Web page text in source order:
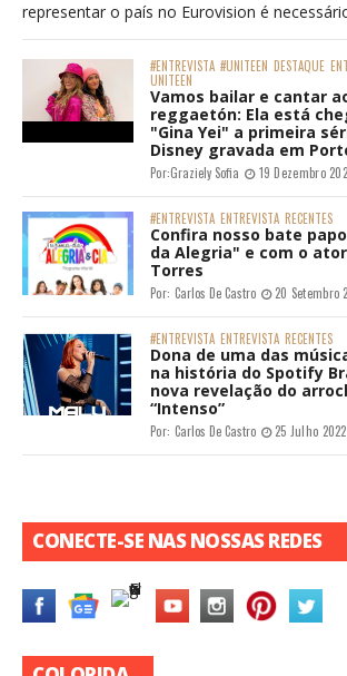
representar o país no Eurovision é
#ENTREVISTA #UNITEEN DESTAQUE
UNITEEN
Vamos bailar e cantar
reggaetón: Ela está
"Gina Yei" a primeira
Disney gravada em
Por:Graziely Sofia 19 Dezembro
#ENTREVISTA ENTREVISTA RECENTES
Confira nosso bate
da Alegria" e com o
Torres
Por: Carlos De Castro 20 Setembro
#ENTREVISTA ENTREVISTA RECENTES
Dona de uma das
na história do Spotify
nova revelação do
“Intenso”
Por: Carlos De Castro 25 Julho 2022
CONECTE-SE NAS NOSSAS REDES